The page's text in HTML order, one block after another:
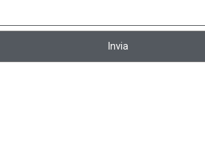
Invia